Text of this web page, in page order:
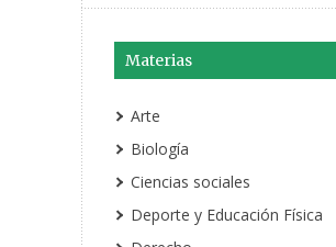
Materias
Arte
Biología
Ciencias sociales
Deporte y Educación Física